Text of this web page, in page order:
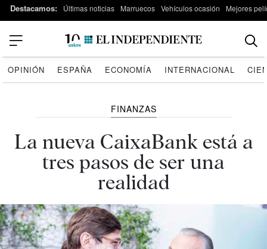
Destacamos: Últimas noticias Marruecos Vehículos ocasión Mejores
OPINIÓN ESPAÑA ECONOMÍA INTERNACIONAL
FINANZAS
La nueva CaixaBank está a
tres pasos de ser una
realidad